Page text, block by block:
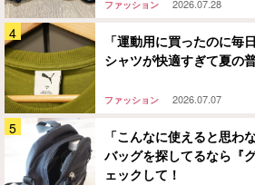
ファッション 2026.07.28
「運動用に買ったのに
シャツが快適すぎて夏の
ファッション 2026.07.07
「こんなに使えると思
バッグを探してるなら『
ェックして！